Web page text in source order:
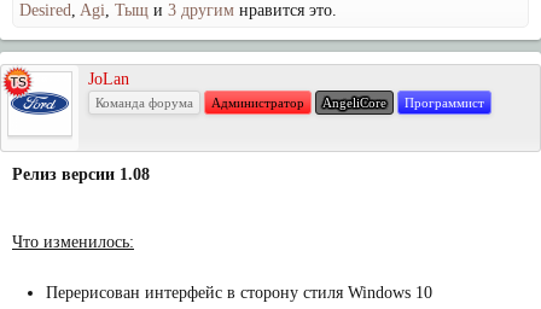
Desired, Agi, Тыщ и 3 другим нравится это.
JoLan
Команда форума Администратор AngeliCore Программист
Релиз версии 1.08
Что изменилось:
Перерисован интерфейс в сторону стиля Windows 10